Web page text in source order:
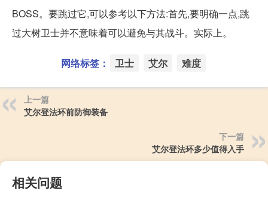
BOSS。要跳过它,可以参考以下方法:首先,要明确一点,跳
过大树卫士并不意味着可以避免与其战斗。实际上。
网络标签： 卫士 艾尔 难度
上一篇
艾尔登法环前防御装备
下一篇
艾尔登法环多少值得入手
相关问题